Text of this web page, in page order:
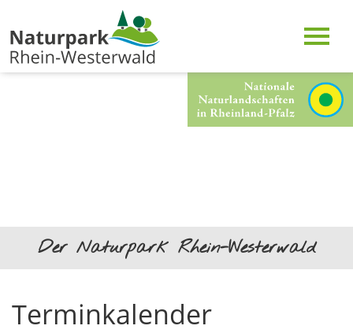
Der Naturpark Rhein-Westerwald
Terminkalender